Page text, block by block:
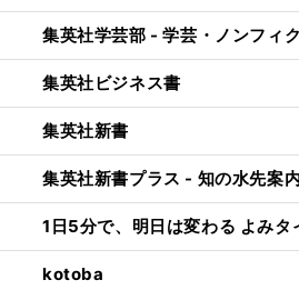
集英社学芸部 - 学芸・ノンフィ
集英社ビジネス書
集英社新書
集英社新書プラス - 知の水先案
1日5分で、明日は変わる よみ
kotoba